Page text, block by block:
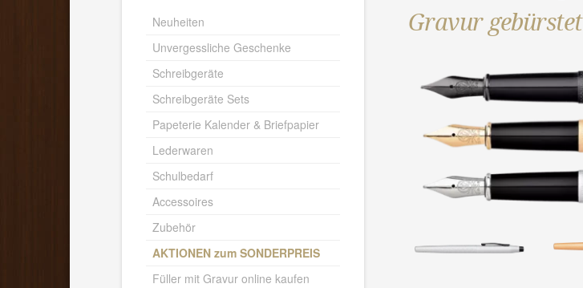
Gravur gebürstet
Neuheiten
Unvergessliche Geschenke
Schreibgeräte
Schreibgeräte Sets
Papeterie Kalender & Briefpapier
Lederwaren
Schulbedarf
Accessoires
Zubehör
AKTIONEN zum SONDERPREIS
Füller mit Gravur online kaufen